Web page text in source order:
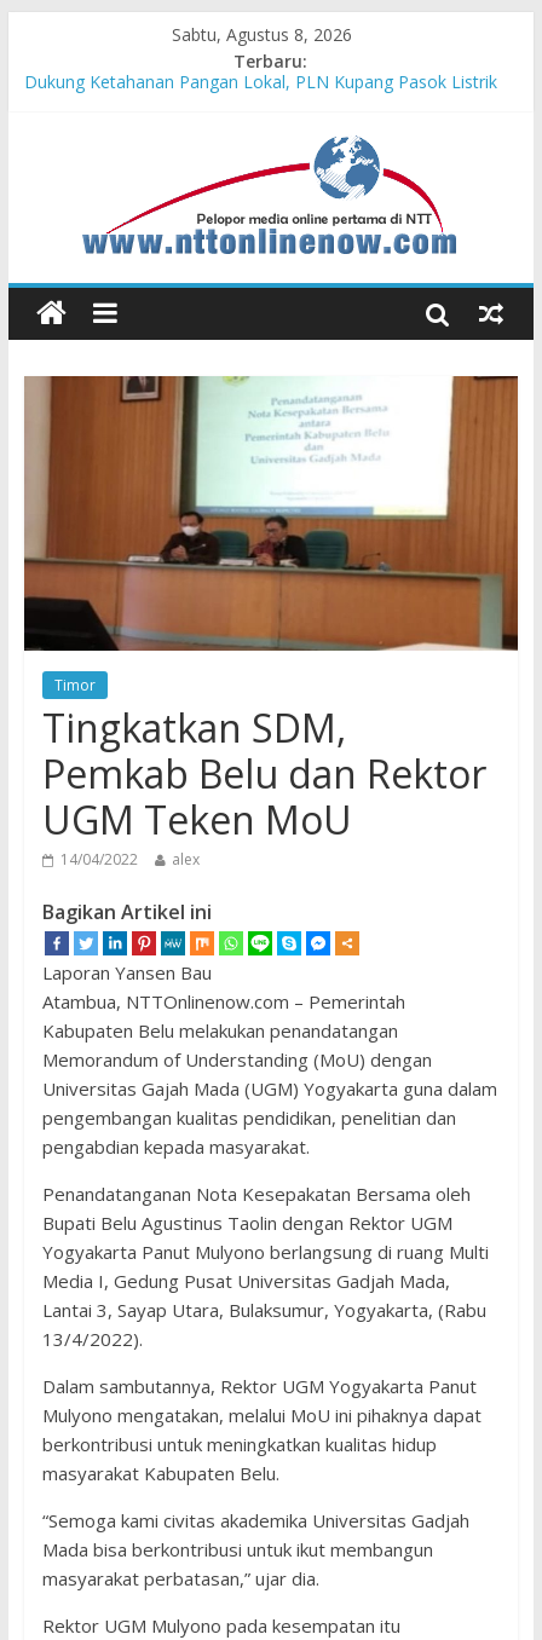
Sabtu, Agustus 8, 2026
Terbaru:
Dukung Ketahanan Pangan Lokal, PLN Kupang Pasok Listrik
Komisaris Independen Pertamina Patra Niaga Terpikat Produk
UMKM Mitra Binaan dengan Sentuhan Kemanusiaan dan
Keberlanjutan
Honda DBL 2026 East Java – North Resmi Bergulir, MPM
Generasi Muda
Teras Bank Indonesia Hadir di Belu, Bupati Willy : Terima Kasih
Astra Honda Siap Lanjutkan Performa Positif di ARRC
Mandalika 2026
Timor
Tingkatkan SDM,
Pemkab Belu dan Rektor
UGM Teken MoU
14/04/2022 alex
Bagikan Artikel ini
Laporan Yansen Bau
Atambua, NTTOnlinenow.com – Pemerintah
Kabupaten Belu melakukan penandatangan
Memorandum of Understanding (MoU) dengan
Universitas Gajah Mada (UGM) Yogyakarta guna dalam
pengembangan kualitas pendidikan, penelitian dan
pengabdian kepada masyarakat.
Penandatanganan Nota Kesepakatan Bersama oleh
Bupati Belu Agustinus Taolin dengan Rektor UGM
Yogyakarta Panut Mulyono berlangsung di ruang Multi
Media I, Gedung Pusat Universitas Gadjah Mada,
Lantai 3, Sayap Utara, Bulaksumur, Yogyakarta, (Rabu
13/4/2022).
Dalam sambutannya, Rektor UGM Yogyakarta Panut
Mulyono mengatakan, melalui MoU ini pihaknya dapat
berkontribusi untuk meningkatkan kualitas hidup
masyarakat Kabupaten Belu.
“Semoga kami civitas akademika Universitas Gadjah
Mada bisa berkontribusi untuk ikut membangun
masyarakat perbatasan,” ujar dia.
Rektor UGM Mulyono pada kesempatan itu